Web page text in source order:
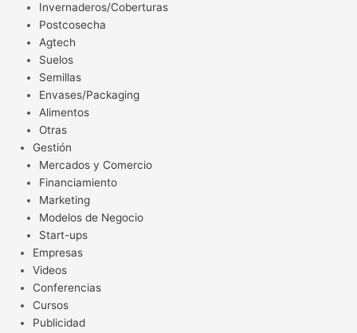
Invernaderos/Coberturas
Postcosecha
Agtech
Suelos
Semillas
Envases/Packaging
Alimentos
Otras
Gestión
Mercados y Comercio
Financiamiento
Marketing
Modelos de Negocio
Start-ups
Empresas
Videos
Conferencias
Cursos
Publicidad